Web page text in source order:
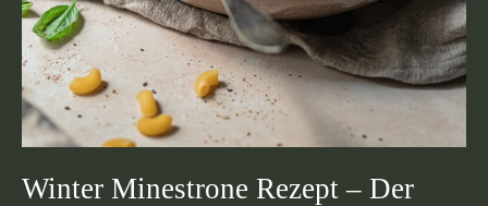
Winter Minestrone Rezept – Der